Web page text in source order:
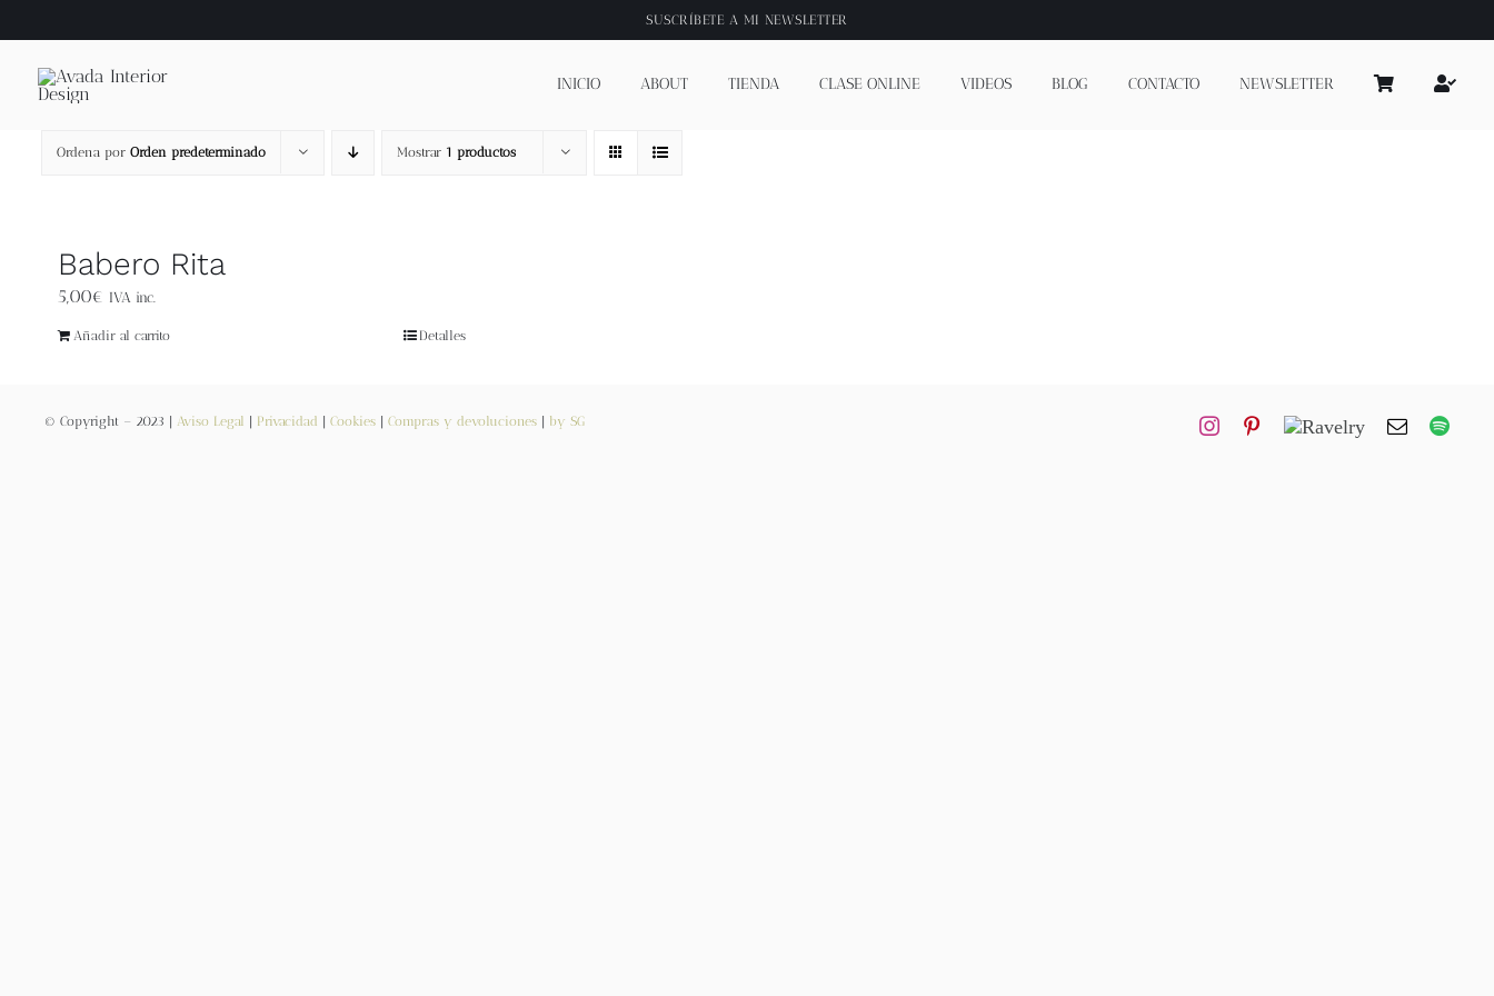
al
SUSCRÍBETE A MI NEWSLETTER
INICIO ABOUT TIENDA CLASE ONLINE VIDEOS BLOG CONTACTO NEWSLETTER
Ordena por Orden predeterminado Mostrar 1 productos
Babero Rita
5,00€ IVA inc.
Añadir al carrito Detalles
© Copyright – 2023 | Aviso Legal Privacidad Cookies| Compras y devoluciones| by SG